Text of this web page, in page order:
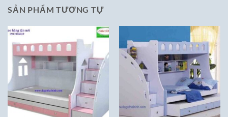
SẢN PHẨM TƯƠNG TỰ